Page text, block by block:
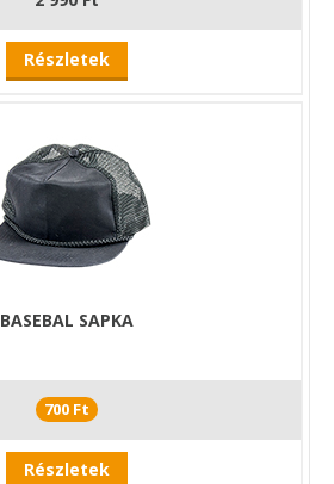
Részletek
BASEBAL SAPKA
700 Ft
Részletek